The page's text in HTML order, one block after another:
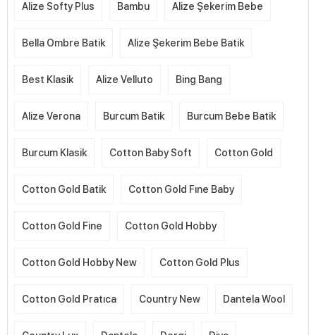
Alize Softy Plus Bambu Alize Şekerim Bebe
Bella Ombre Batik Alize Şekerim Bebe Batik
Best Klasik Alize Velluto Bing Bang
Alize Verona Burcum Batik Burcum Bebe Batik
Burcum Klasik Cotton Baby Soft Cotton Gold
Cotton Gold Batik Cotton Gold Fıne Baby
Cotton Gold Fine Cotton Gold Hobby
Cotton Gold Hobby New Cotton Gold Plus
Cotton Gold Pratıca Country New Dantela Wool